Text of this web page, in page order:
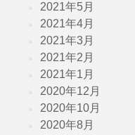
2021年5月
2021年4月
2021年3月
2021年2月
2021年1月
2020年12月
2020年10月
2020年8月